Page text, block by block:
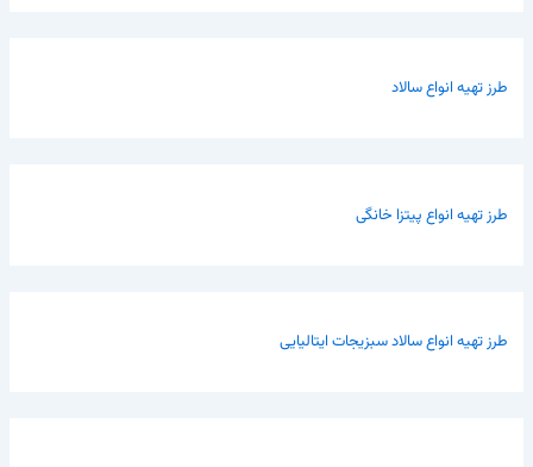
طرز تهیه انواع سالاد
طرز تهیه انواع پیتزا خانگی
طرز تهیه انواع سالاد سبزیجات ایتالیایی